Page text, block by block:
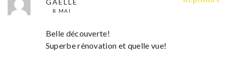
8 MAI
Belle découverte!
Superbe rénovation et quelle vue!